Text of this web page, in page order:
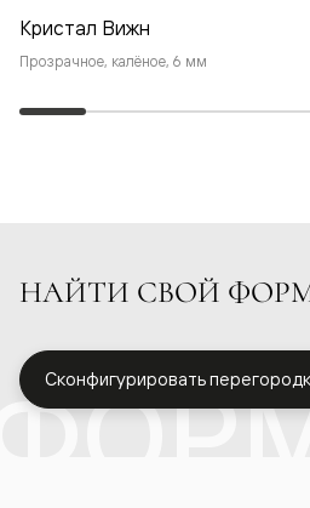
Кристал Вижн
Прозрачное, калёное, 6 мм
НАЙТИ СВОЙ
Сконфигурировать